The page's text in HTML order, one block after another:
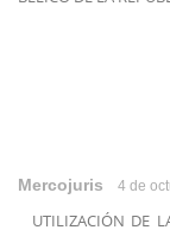
Mercojuris 4 de
UTILIZACIÓN DE